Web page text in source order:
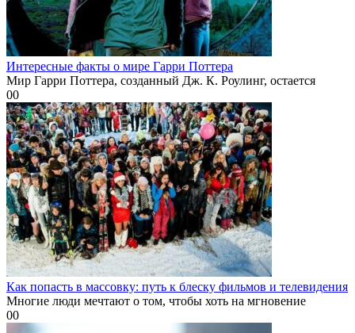
Интересные факты о мире Гарри Поттера
Мир Гарри Поттера, созданный Дж. К. Роулинг, остается
00
Как попасть в массовку: путь к блеску фильмов и телевидения
Многие люди мечтают о том, чтобы хоть на мгновение
00